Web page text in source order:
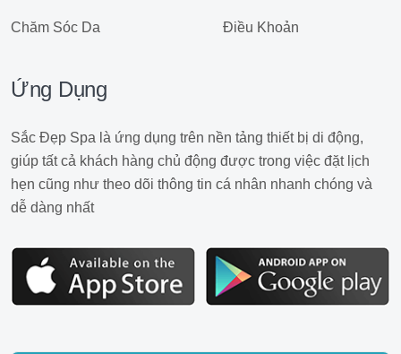
Chăm Sóc Da Điều Khoản
Ứng Dụng
Sắc Đẹp Spa là ứng dụng trên nền tảng thiết bị di động,
giúp tất cả khách hàng chủ động được trong việc đặt lịch
hẹn cũng như theo dõi thông tin cá nhân nhanh chóng và
dễ dàng nhất